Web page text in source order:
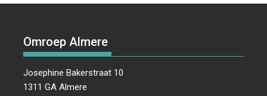
Omroep Almere
Josephine Bakerstraat 10
1311 GA Almere